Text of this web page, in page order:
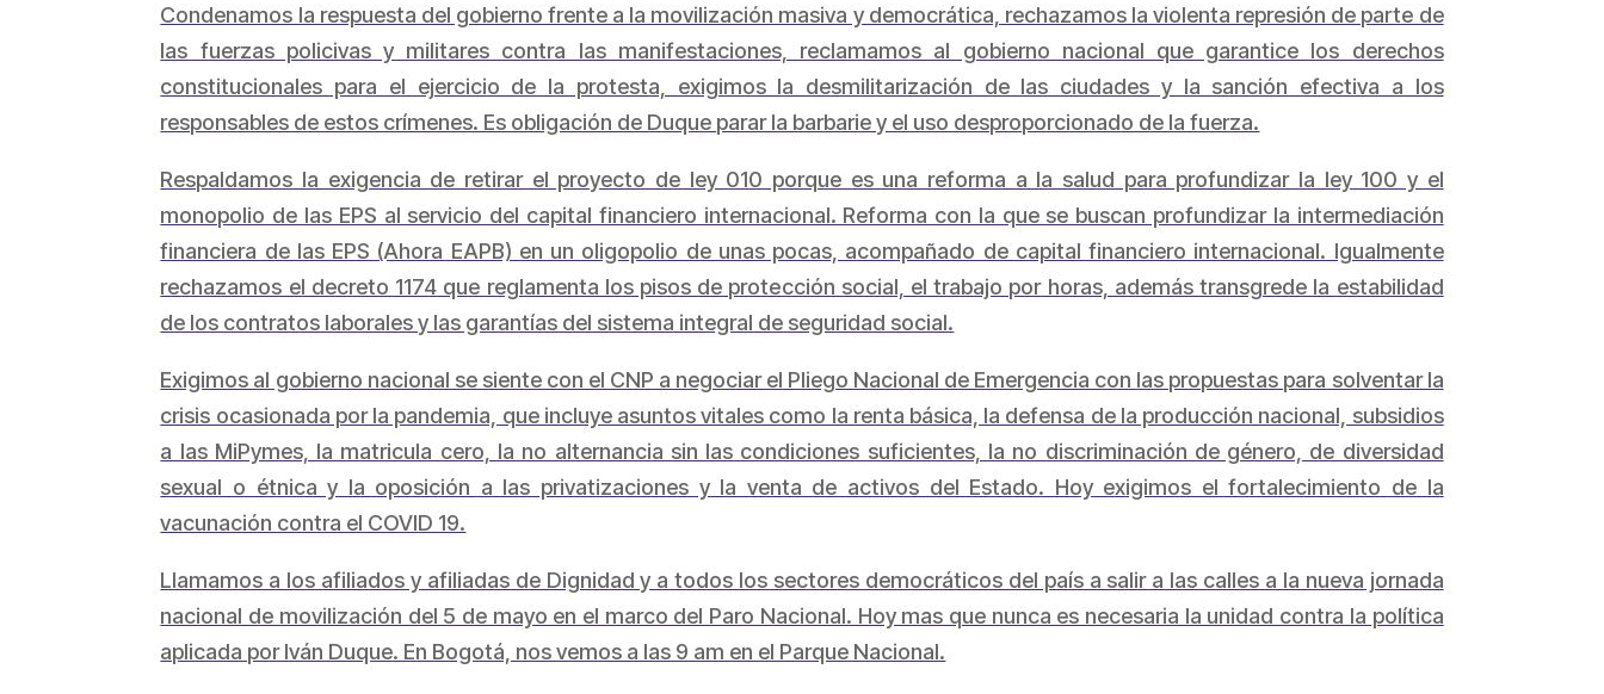
Condenamos la respuesta del gobierno frente a la movilización masiva y democrática, rechazamos la violenta represión de parte de
las fuerzas policivas y militares contra las manifestaciones, reclamamos al gobierno nacional que garantice los derechos
constitucionales para el ejercicio de la protesta, exigimos la desmilitarización de las ciudades y la sanción efectiva a los
responsables de estos crímenes. Es obligación de Duque parar la barbarie y el uso desproporcionado de la fuerza.
Respaldamos la exigencia de retirar el proyecto de ley 010 porque es una reforma a la salud para profundizar la ley 100 y el
monopolio de las EPS al servicio del capital financiero internacional. Reforma con la que se buscan profundizar la intermediación
financiera de las EPS (Ahora EAPB) en un oligopolio de unas pocas, acompañado de capital financiero internacional. Igualmente
rechazamos el decreto 1174 que reglamenta los pisos de protección social, el trabajo por horas, además transgrede la estabilidad
de los contratos laborales y las garantías del sistema integral de seguridad social.
Exigimos al gobierno nacional se siente con el CNP a negociar el Pliego Nacional de Emergencia con las propuestas para solventar la
crisis ocasionada por la pandemia, que incluye asuntos vitales como la renta básica, la defensa de la producción nacional, subsidios
a las MiPymes, la matricula cero, la no alternancia sin las condiciones suficientes, la no discriminación de género, de diversidad
sexual o étnica y la oposición a las privatizaciones y la venta de activos del Estado. Hoy exigimos el fortalecimiento de la
vacunación contra el COVID 19.
Llamamos a los afiliados y afiliadas de Dignidad y a todos los sectores democráticos del país a salir a las calles a la nueva jornada
nacional de movilización del 5 de mayo en el marco del Paro Nacional. Hoy mas que nunca es necesaria la unidad contra la política
aplicada por Iván Duque. En Bogotá, nos vemos a las 9 am en el Parque Nacional.